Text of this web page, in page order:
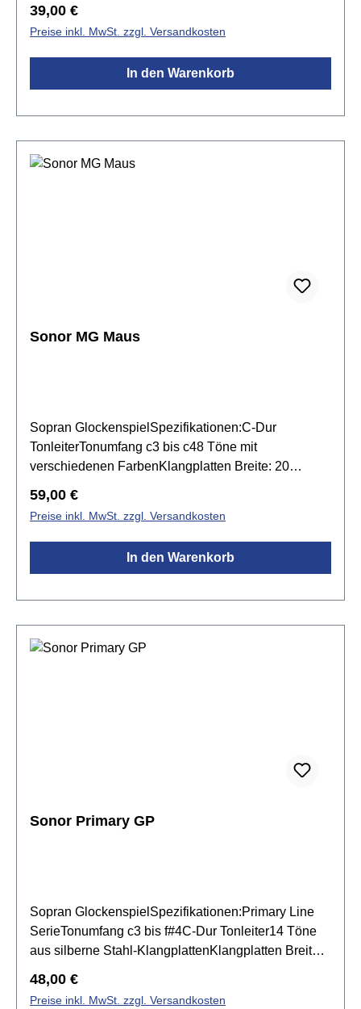
Halter für Schlägel und f#3 und b3inkl. 1Paar
Schlägel SCH40
Regulärer Preis:
39,00 €
Preise inkl. MwSt. zzgl. Versandkosten
In den Warenkorb
Sonor MG Maus
Sopran GlockenspielSpezifikationen:C-Dur
TonleiterTonumfang c3 bis c48 Töne mit
verschiedenen FarbenKlangplatten Breite: 20
massiven Kiefernholzinkl. 1 Paar SCH 40 Schlägel
Regulärer Preis:
59,00 €
Preise inkl. MwSt. zzgl. Versandkosten
In den Warenkorb
Sonor Primary GP
Sopran GlockenspielSpezifikationen:Primary Line
SerieTonumfang c3 bis f#4C-Dur Tonleiter14 Töne
aus silberne Stahl-KlangplattenKlangplatten Breite:
aus Buchenholzmassiv & gesperrtinkl. 1Paar
Regulärer Preis:
48,00 €
Preise inkl. MwSt. zzgl. Versandkosten